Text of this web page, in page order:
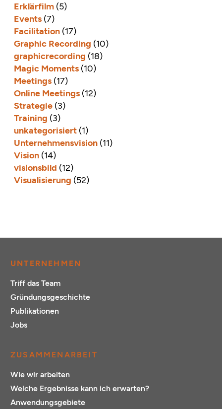
Erklärfilm (5)
Events (7)
Facilitation (17)
Graphic Recording (10)
graphicrecording (18)
Magic Moments (10)
Meetings (17)
Online Meetings (12)
Strategie (3)
Training (3)
unkategorisiert (1)
Unternehmensvision (11)
Vision (14)
visionsbild (12)
Visualisierung (52)
UNTERNEHMEN
Triff das Team
Gründungsgeschichte
Publikationen
Jobs
ZUSAMMENARBEIT
Wie wir arbeiten
Welche Ergebnisse kann ich erwarten?
Anwendungsgebiete